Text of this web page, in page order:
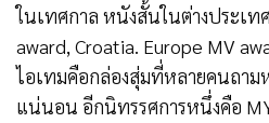
ในเทศกาล หนังสั้นในต่างประเ
award, Croatia. Europe MV
ไอเทมคือกล่องสุ่มที่หลายคนถาม
แน่นอน อีกนิทรรศการหนึ่งคือ